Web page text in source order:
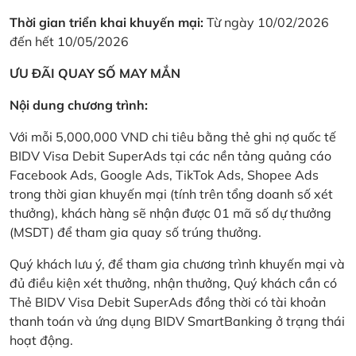
Thời gian triển khai khuyến mại: Từ ngày 10/02/2026
đến hết 10/05/2026
ƯU ĐÃI QUAY SỐ MAY MẮN
Nội dung chương trình:
Với mỗi 5,000,000 VND chi tiêu bằng thẻ ghi nợ quốc tế
BIDV Visa Debit SuperAds tại các nền tảng quảng cáo
Facebook Ads, Google Ads, TikTok Ads, Shopee Ads
trong thời gian khuyến mại (tính trên tổng doanh số xét
thưởng), khách hàng sẽ nhận được 01 mã số dự thưởng
(MSDT) để tham gia quay số trúng thưởng.
Quý khách lưu ý, để tham gia chương trình khuyến mại và
đủ điều kiện xét thưởng, nhận thưởng, Quý khách cần có
Thẻ BIDV Visa Debit SuperAds đồng thời có tài khoản
thanh toán và ứng dụng BIDV SmartBanking ở trạng thái
hoạt động.